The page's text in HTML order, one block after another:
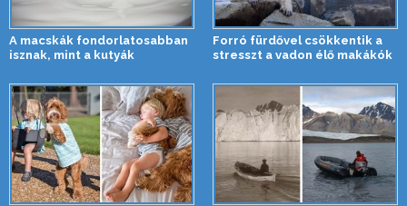
A macskák fondorlatosabban
isznak, mint a kutyák
Forró fürdővel csökkentik a
stresszt a vadon élő makákók